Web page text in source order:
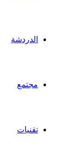
الدردشة
مجتمع
تقنيات